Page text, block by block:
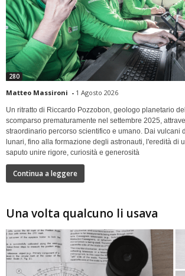
280
Matteo Massironi - 1 Agosto 2026
Un ritratto di Riccardo Pozzobon, geologo planetario
scomparso prematuramente nel settembre 2025,
straordinario percorso scientifico e umano. Dai vulcani
lunari, fino alla formazione degli astronauti, l'eredità di
saputo unire rigore, curiosità e generosità
Continua a leggere
Una volta qualcuno li usava